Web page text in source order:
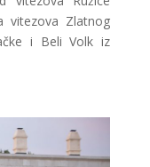
vitezova Zlatnog
i Beli Volk iz